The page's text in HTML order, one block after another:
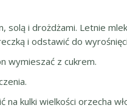
solą i drożdżami. Letnie
i odstawić do
wymieszać z cukrem.
kulki wielkości orzecha